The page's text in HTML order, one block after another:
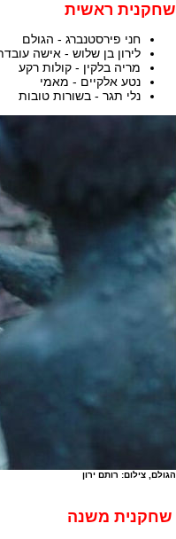
שחקנית ראשית
חני פירסטנברג - הגולם
לירון בן שלוש - אישה
מריה בלקין - קולות רקע
נטע אלקיים - מאמי
נלי תגר - בשורות טובות
הגולם, צילום: רותם ירון
שחקנית משנה